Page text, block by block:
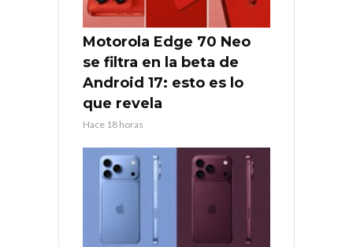
Motorola Edge 70 Neo
se filtra en la beta de
Android 17: esto es lo
que revela
Hace 18 horas